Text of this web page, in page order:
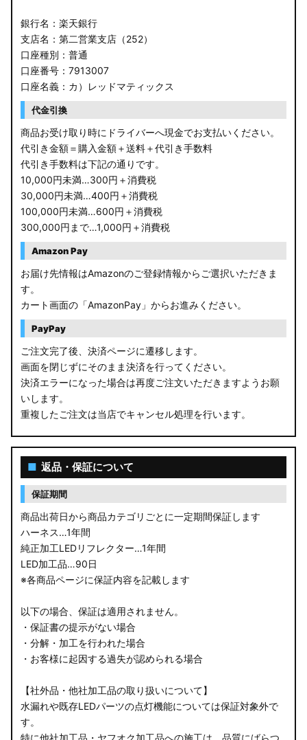
銀行名：楽天銀行
支店名：第二営業支店（252）
口座種別：普通
口座番号：7913007
口座名義：カ）レッドマティックス
代金引換
商品お受け取り時にドライバーへ現金でお支払いください。
代引き金額＝購入金額＋送料＋代引き手数料
代引き手数料は下記の通りです。
10,000円未満…300円＋消費税
30,000円未満…400円＋消費税
100,000円未満…600円＋消費税
300,000円まで…1,000円＋消費税
Amazon Pay
お届け先情報はAmazonのご登録情報からご選択いただきま
す。
カート画面の「AmazonPay」からお進みください。
PayPay
ご注文完了後、決済ページに遷移します。
画面を閉じずにそのまま決済を行ってください。
決済エラーになった場合は再度ご注文いただきますようお願
いします。
重複したご注文は当店でキャンセル処理を行います。
■ 返品・保証について
保証期間
商品出荷日から商品カテゴリごとに一定期間保証します
ハーネス…1年間
純正加工LEDリフレクター…1年間
LED加工品…90日
※各商品ページに保証内容を記載します
以下の場合、保証は適用されません。
・保証書の提示がない場合
・分解・加工を行われた場合
・お客様に起因する過失が認められる場合
【社外品・他社加工品の取り扱いについて】
水漏れや既存LEDパーツの点灯機能については保証対象外で
す。
特に他社加工品・ヤフオク加工品への施工は、品質にばらつ